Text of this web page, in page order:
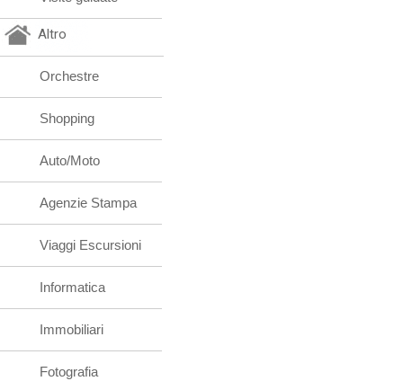
Altro
Orchestre
Shopping
Auto/Moto
Agenzie Stampa
Viaggi Escursioni
Informatica
Immobiliari
Fotografia